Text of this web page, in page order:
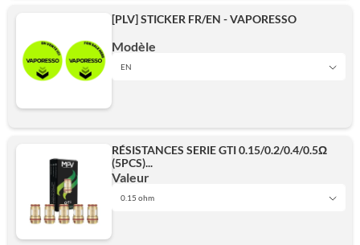
Emerald Green
[PLV] STICKER FR/EN - VAPORESSO
Modèle
EN
RÉSISTANCES SERIE GTI 0.15/0.2/0.4/0.5Ω
(5PCS)...
Valeur
0.15 ohm